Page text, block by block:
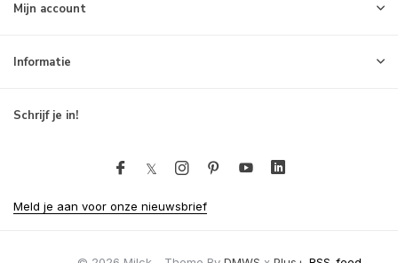
Mijn account
Informatie
Schrijf je in!
Meld je aan voor onze nieuwsbrief